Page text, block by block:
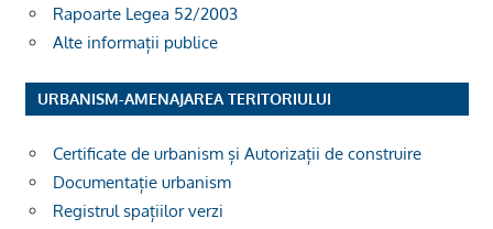
Rapoarte Legea 52/2003
Alte informații publice
URBANISM-AMENAJAREA TERITORIULUI
Certificate de urbanism și Autorizații de construire
Documentație urbanism
Registrul spațiilor verzi